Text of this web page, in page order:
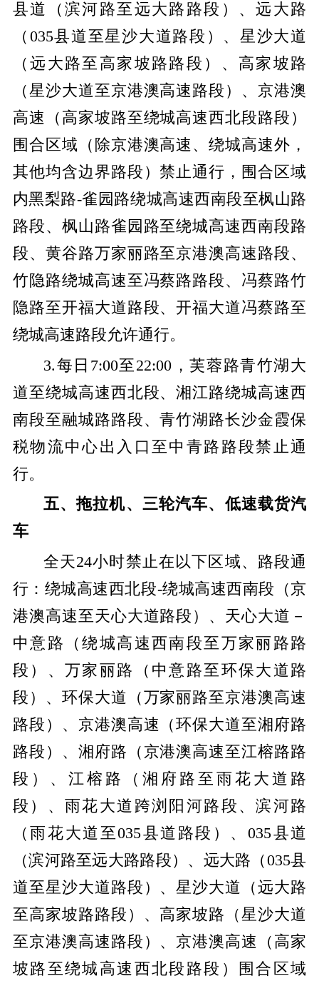
县道（滨河路至远大路路段）、远大路
（035县道至星沙大道路段）、星沙大道
（远大路至高家坡路路段）、高家坡路
（星沙大道至京港澳高速路段）、京港澳
高速（高家坡路至绕城高速西北段路段）
围合区域（除京港澳高速、绕城高速外，
其他均含边界路段）禁止通行，围合区域
内黑梨路-雀园路绕城高速西南段至枫山路
路段、枫山路雀园路至绕城高速西南段路
段、黄谷路万家丽路至京港澳高速路段、
竹隐路绕城高速至冯蔡路路段、冯蔡路竹
隐路至开福大道路段、开福大道冯蔡路至
绕城高速路段允许通行。
3.每日7:00至22:00，芙蓉路青竹湖大
道至绕城高速西北段、湘江路绕城高速西
南段至融城路路段、青竹湖路长沙金霞保
税物流中心出入口至中青路路段禁止通
行。
五、拖拉机、三轮汽车、低速载货汽
车
全天24小时禁止在以下区域、路段通
行：绕城高速西北段-绕城高速西南段（京
港澳高速至天心大道路段）、天心大道－
中意路（绕城高速西南段至万家丽路路
段）、万家丽路（中意路至环保大道路
段）、环保大道（万家丽路至京港澳高速
路段）、京港澳高速（环保大道至湘府路
路段）、湘府路（京港澳高速至江榕路路
段）、江榕路（湘府路至雨花大道路
段）、雨花大道跨浏阳河路段、滨河路
（雨花大道至035县道路段）、035县道
（滨河路至远大路路段）、远大路（035县
道至星沙大道路段）、星沙大道（远大路
至高家坡路路段）、高家坡路（星沙大道
至京港澳高速路段）、京港澳高速（高家
坡路至绕城高速西北段路段）围合区域